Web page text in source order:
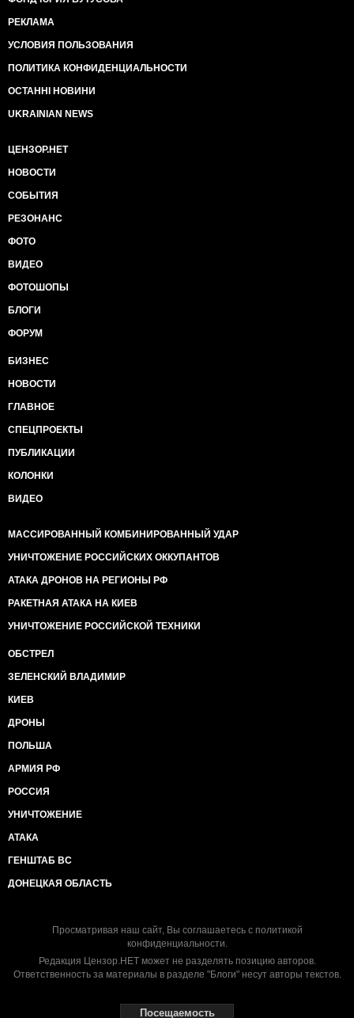
РЕКЛАМА
УСЛОВИЯ ПОЛЬЗОВАНИЯ
ПОЛИТИКА КОНФИДЕНЦИАЛЬНОСТИ
ОСТАННІ НОВИНИ
UKRAINIAN NEWS
ЦЕНЗОР.НЕТ
НОВОСТИ
СОБЫТИЯ
РЕЗОНАНС
ФОТО
ВИДЕО
ФОТОШОПЫ
БЛОГИ
ФОРУМ
БИЗНЕС
НОВОСТИ
ГЛАВНОЕ
СПЕЦПРОЕКТЫ
ПУБЛИКАЦИИ
КОЛОНКИ
ВИДЕО
МАССИРОВАННЫЙ КОМБИНИРОВАННЫЙ УДАР
УНИЧТОЖЕНИЕ РОССИЙСКИХ ОККУПАНТОВ
АТАКА ДРОНОВ НА РЕГИОНЫ РФ
РАКЕТНАЯ АТАКА НА КИЕВ
УНИЧТОЖЕНИЕ РОССИЙСКОЙ ТЕХНИКИ
ОБСТРЕЛ
ЗЕЛЕНСКИЙ ВЛАДИМИР
КИЕВ
ДРОНЫ
ПОЛЬША
АРМИЯ РФ
РОССИЯ
УНИЧТОЖЕНИЕ
АТАКА
ГЕНШТАБ ВС
ДОНЕЦКАЯ ОБЛАСТЬ
Просматривая наш сайт, Вы соглашаетесь с политикой
конфиденциальности.
Редакция Цензор.НЕТ может не разделять позицию авторов.
Ответственность за материалы в разделе "Блоги" несут авторы текстов.
Посещаемость